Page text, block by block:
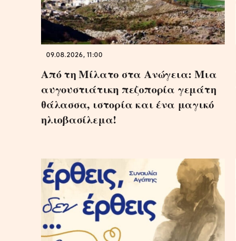
09.08.2026, 11:00
Από τη Μίλατο στα Ανώγεια: Μια
αυγουστιάτικη πεζοπορία γεμάτη
θάλασσα, ιστορία και ένα μαγικό
ηλιοβασίλεμα!